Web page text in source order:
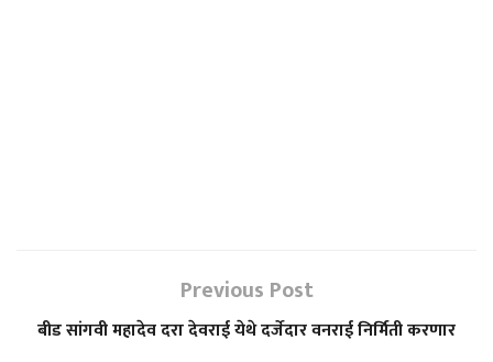
Previous Post
बीड सांगवी महादेव दरा देवराई येथे दर्जेदार वनराई निर्मिती करणार